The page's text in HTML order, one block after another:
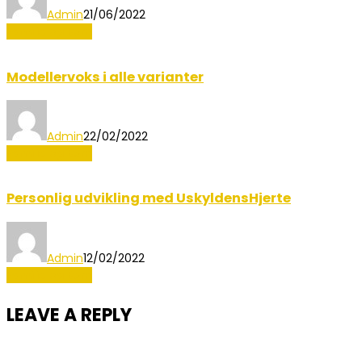
Admin21/06/2022
Modellervoks i alle varianter
Admin22/02/2022
Personlig udvikling med UskyldensHjerte
Admin12/02/2022
LEAVE A REPLY